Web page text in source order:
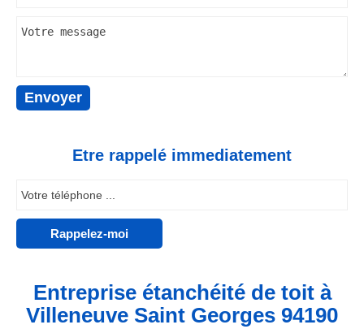
Etre rappelé immediatement
Entreprise étanchéité de toit à
Villeneuve Saint Georges 94190